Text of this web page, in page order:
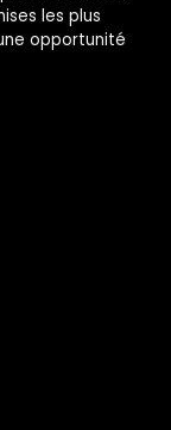
les plus
opportunité